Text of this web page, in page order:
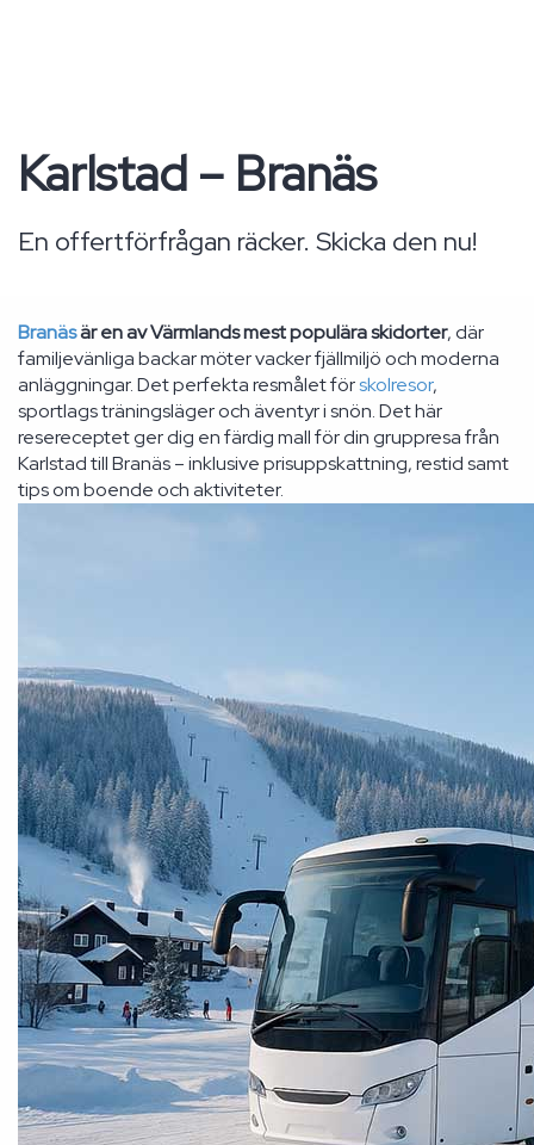
Karlstad – Branäs
En offertförfrågan räcker. Skicka den nu!
Branäsär en av Värmlands mest populära skidorter, där
familjevänliga backar möter vacker fjällmiljö och moderna
anläggningar. Det perfekta resmålet förskolresor,
sportlags träningsläger och äventyr i snön. Det här
resereceptet ger dig en färdig mall för din gruppresa från
Karlstad till Branäs – inklusive prisuppskattning, restid samt
tips om boende och aktiviteter.